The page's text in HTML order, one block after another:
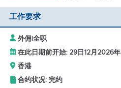
工作要求
外佣|全职
在此日期前开始: 29日12月2026年
香港
合约状况: 完约